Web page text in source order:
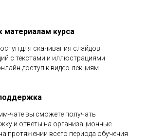
материалам курса
для скачивания слайдов
с текстами и иллюстрациями
доступ к видео-лекциям
чате вы сможете получать
и ответы на организационные
протяжении всего периода обучения